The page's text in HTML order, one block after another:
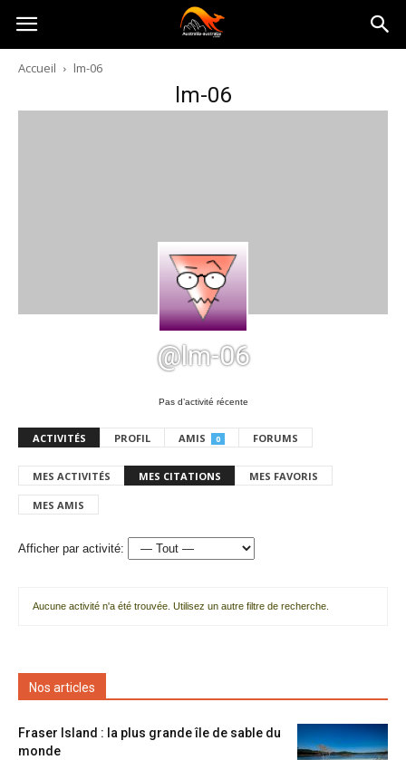
Australia-
australie.com
Accueil lm-06
lm-06
@lm-06
Pas d’activité récente
ACTIVITÉS PROFIL AMIS 0 FORUMS
MES ACTIVITÉS MES CITATIONS MES FAVORIS
MES AMIS
Afficher par activité:
Aucune activité n'a été trouvée. Utilisez un autre filtre de recherche.
Nos articles
Fraser Island : la plus grande île de sable du
monde